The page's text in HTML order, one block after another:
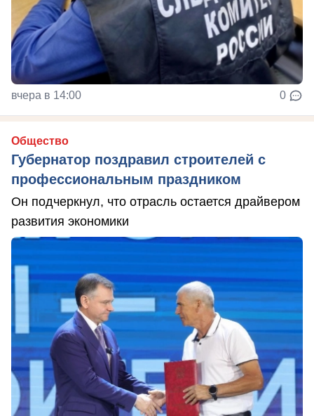
вчера в 14:00 0
Общество
Губернатор поздравил строителей с
профессиональным праздником
Он подчеркнул, что отрасль остается драйвером
развития экономики